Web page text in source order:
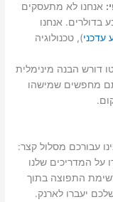
אנחנו לא מתעסקים
בדולרים. אנחנו
עדכני), טכנולוגיה
דורש הבנה מינימלית
מחפשים שמישהו
עבורכם מסלול קצר:
על המדריכים שלנו
התפוצה בתוך
יעברו לארנק.